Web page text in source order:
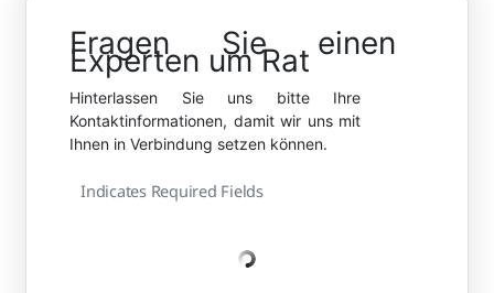
Fragen Sie einen
Experten um Rat
Hinterlassen Sie uns bitte Ihre
Kontaktinformationen, damit wir uns mit
Ihnen in Verbindung setzen können.
Indicates Required Fields